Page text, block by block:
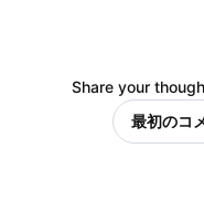
Share your
最初のコ